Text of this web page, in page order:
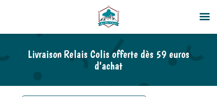
Livraison Relais Colis offerte dès 59 euros
d’achat